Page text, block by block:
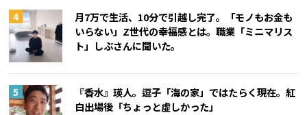
月7万で生活、10分で引越し完了。「モノもお金も
いらない」Z世代の幸福感とは。職業「ミニマリス
ト」しぶさんに聞いた。
『香水』瑛人。逗子「海の家」ではたらく現在。紅
白出場後「ちょっと虚しかった」